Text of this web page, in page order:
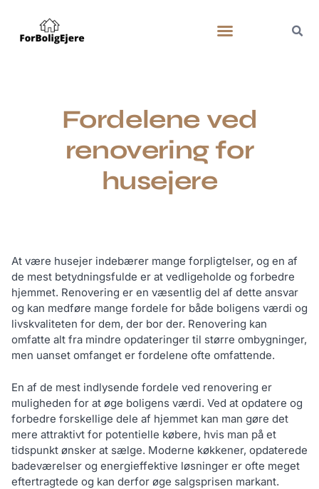
Fordelene ved
renovering for
husejere
At være husejer indebærer mange forpligtelser, og en af
de mest betydningsfulde er at vedligeholde og forbedre
hjemmet. Renovering er en væsentlig del af dette ansvar
og kan medføre mange fordele for både boligens værdi og
livskvaliteten for dem, der bor der. Renovering kan
omfatte alt fra mindre opdateringer til større ombygninger,
men uanset omfanget er fordelene ofte omfattende.
En af de mest indlysende fordele ved renovering er
muligheden for at øge boligens værdi. Ved at opdatere og
forbedre forskellige dele af hjemmet kan man gøre det
mere attraktivt for potentielle købere, hvis man på et
tidspunkt ønsker at sælge. Moderne køkkener, opdaterede
badeværelser og energieffektive løsninger er ofte meget
eftertragtede og kan derfor øge salgsprisen markant.